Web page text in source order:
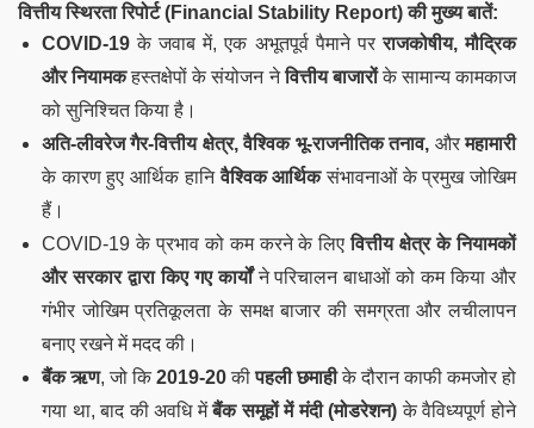
वित्तीय स्थिरता रिपोर्ट (Financial Stability Report) की मुख्य बातें:
COVID-19 के जवाब में, एक अभूतपूर्व पैमाने परराजकोषीय, मौद्रिक
और नियामकहस्तक्षेपों के संयोजन नेवित्तीय बाजारोंके सामान्य कामकाज
को सुनिश्चित किया है।
अति-लीवरेज गैर-वित्तीय क्षेत्र, वैश्विक भू-राजनीतिक तनाव, औरमहामारी
के कारण हुए आर्थिक हानिवैश्विक आर्थिकसंभावनाओं के प्रमुख जोखिम
हैं।
COVID-19 के प्रभाव को कम करने के लिए वित्तीय क्षेत्र के नियामकों
और सरकार द्वारा किए गए कार्योंने परिचालन बाधाओं को कम किया और
गंभीर जोखिम प्रतिकूलता के समक्ष बाजार की समग्रता और लचीलापन
बनाए रखने में मदद की।
बैंक ऋण, जो कि2019-20कीपहली छमाहीके दौरान काफी कमजोर हो
गया था, बाद की अवधि मेंबैंक समूहों में मंदी (मोडरेशन) के वैविध्यपूर्ण होने